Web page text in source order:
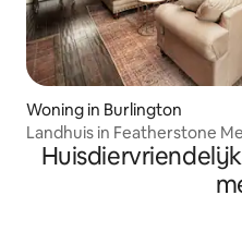
Woning in Burlington
Landhuis in Featherstone